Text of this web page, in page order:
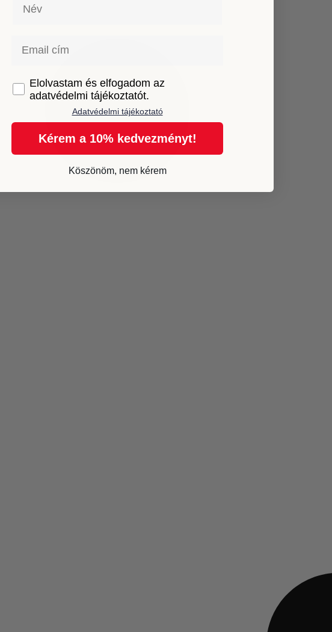
GDPRElolvastam és elfogadom az
adatvédelmi tájékoztatót.
Adatvédelmi tájékoztató
Kérem a 10% kedvezményt!
Köszönöm, nem kérem